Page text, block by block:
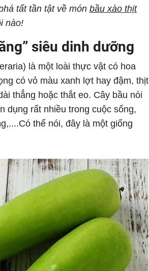
tất tần tật về món bầu xào thịt
nào!
siêu dinh dưỡng
là một loài thực vật có hoa
có vỏ màu xanh lợt hay đậm, thịt
thẳng hoặc thắt eo. Cây bầu nói
dụng rất nhiều trong cuộc sống,
thể nói, đây là một giống